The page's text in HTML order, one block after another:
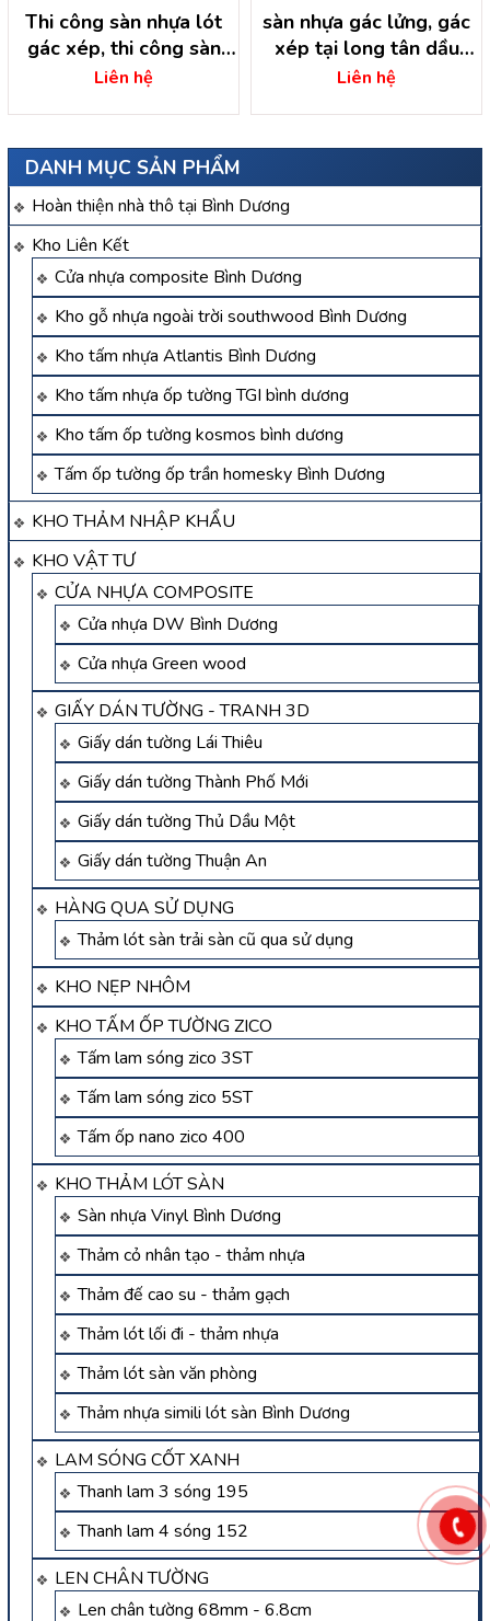
DANH MỤC SẢN PHẨM
Hoàn thiện nhà thô tại Bình Dương
Kho Liên Kết
Cửa nhựa composite Bình Dương
Kho gỗ nhựa ngoài trời southwood Bình Dương
Kho tấm nhựa Atlantis Bình Dương
Kho tấm nhựa ốp tường TGI bình dương
Kho tấm ốp tường kosmos bình dương
Tấm ốp tường ốp trần homesky Bình Dương
KHO THẢM NHẬP KHẨU
KHO VẬT TƯ
CỬA NHỰA COMPOSITE
Cửa nhựa DW Bình Dương
Cửa nhựa Green wood
GIẤY DÁN TƯỜNG - TRANH 3D
Giấy dán tường Lái Thiêu
Giấy dán tường Thành Phố Mới
Giấy dán tường Thủ Dầu Một
Giấy dán tường Thuận An
HÀNG QUA SỬ DỤNG
Thảm lót sàn trải sàn cũ qua sử dụng
KHO NẸP NHÔM
KHO TẤM ỐP TƯỜNG ZICO
Tấm lam sóng zico 3ST
Tấm lam sóng zico 5ST
Tấm ốp nano zico 400
KHO THẢM LÓT SÀN
Sàn nhựa Vinyl Bình Dương
Thảm cỏ nhân tạo - thảm nhựa
Thảm đế cao su - thảm gạch
Thảm lót lối đi - thảm nhựa
Thảm lót sàn văn phòng
Thảm nhựa simili lót sàn Bình Dương
LAM SÓNG CỐT XANH
Thanh lam 3 sóng 195
Thanh lam 4 sóng 152
LEN CHÂN TƯỜNG
Len chân tường 68mm - 6.8cm
Thi công sàn nhựa lót
gác xép, thi công sàn
nhựa lót gác lửng
Liên hệ
sàn nhựa gác lửng, gác
xép tại long tân dầu
tiếng – bình dương
Liên hệ